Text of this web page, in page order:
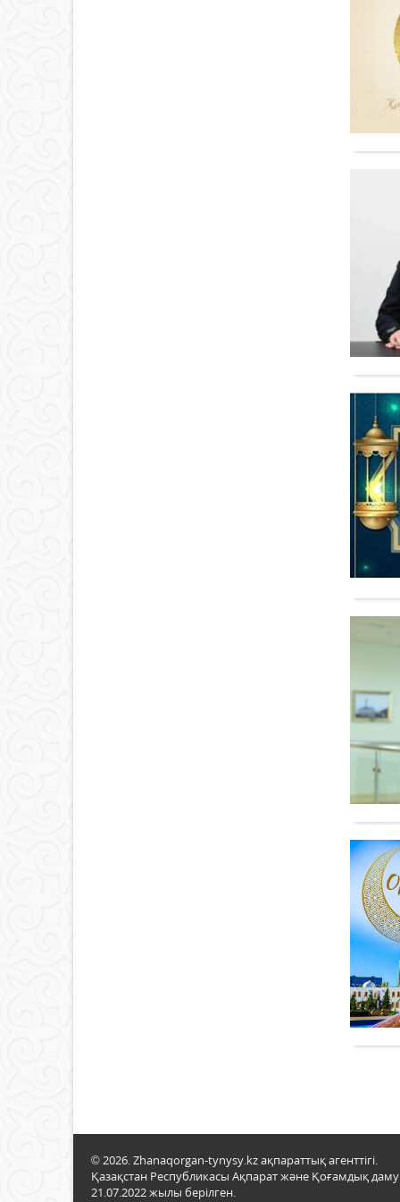
© 2026. Zhanaqorgan-tynysy.kz ақпараттық агенттігі.
Қазақстан Республикасы Ақпарат және Қоғамдық даму
21.07.2022 жылы берілген.